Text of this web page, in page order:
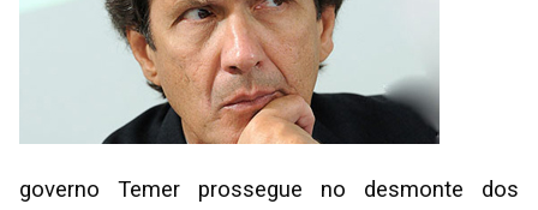
governo Temer prossegue no desmonte dos